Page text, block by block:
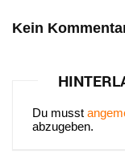
Kein
Du musst
abzugeben.